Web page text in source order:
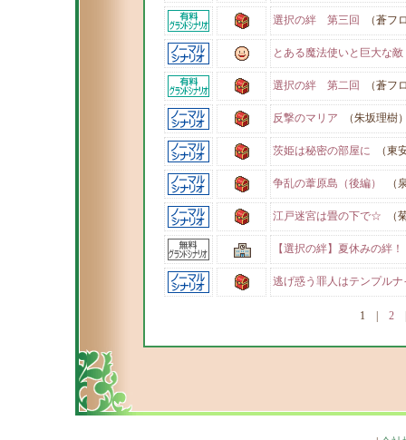
選択の絆 第三回 （蒼フ
とある魔法使いと巨大な敵
選択の絆 第二回 （蒼フ
反撃のマリア （朱坂理樹
茨姫は秘密の部屋に （東
争乱の葦原島（後編） （
江戸迷宮は畳の下で☆ （
【選択の絆】夏休みの絆！
逃げ惑う罪人はテンプルナ
1 2